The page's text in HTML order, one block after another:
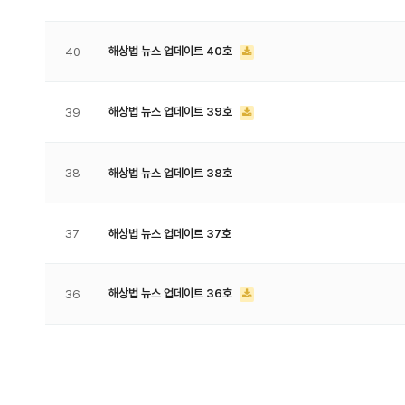
40 해상법 뉴스 업데이트 40호
39 해상법 뉴스 업데이트 39호
38 해상법 뉴스 업데이트 38호
37 해상법 뉴스 업데이트 37호
36 해상법 뉴스 업데이트 36호